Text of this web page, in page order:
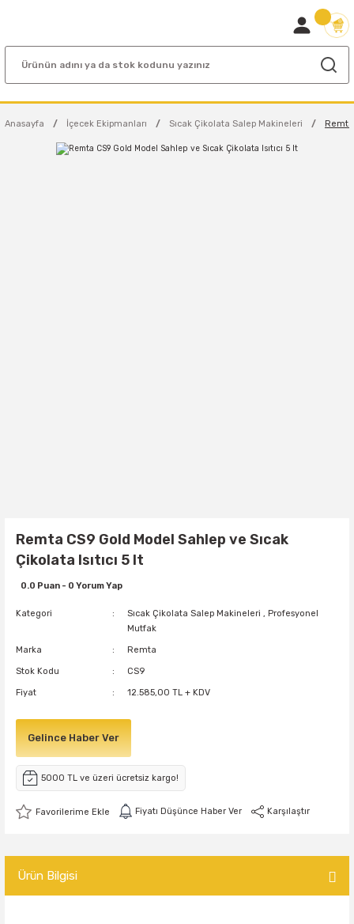
Anasayfa İçecek Ekipmanları Sıcak Çikolata Salep Makineleri Remta
Remta CS9 Gold Model Sahlep ve Sıcak
Çikolata Isıtıcı 5 lt
0.0 Puan - 0 Yorum Yap
Kategori Sıcak Çikolata Salep Makineleri , Profesyonel
Mutfak
Marka Remta
Stok Kodu CS9
Fiyat 12.585,00 TL + KDV
Gelince Haber Ver
5000 TL ve üzeri ücretsiz kargo!
Fiyatı Düşünce Haber Ver Karşılaştır
Ürün Bilgisi